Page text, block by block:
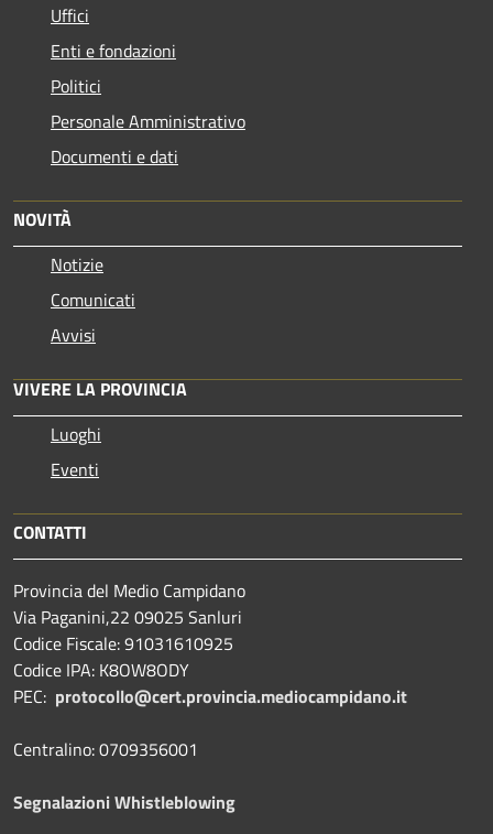
Uffici
Enti e fondazioni
Politici
Personale Amministrativo
Documenti e dati
NOVITÀ
Notizie
Comunicati
Avvisi
VIVERE LA PROVINCIA
Luoghi
Eventi
CONTATTI
Provincia del Medio Campidano
Via Paganini,22 09025 Sanluri
Codice Fiscale: 91031610925
Codice IPA: K8OW8ODY
PEC: protocollo@cert.provincia.mediocampidano.it
Centralino: 0709356001
Segnalazioni Whistleblowing